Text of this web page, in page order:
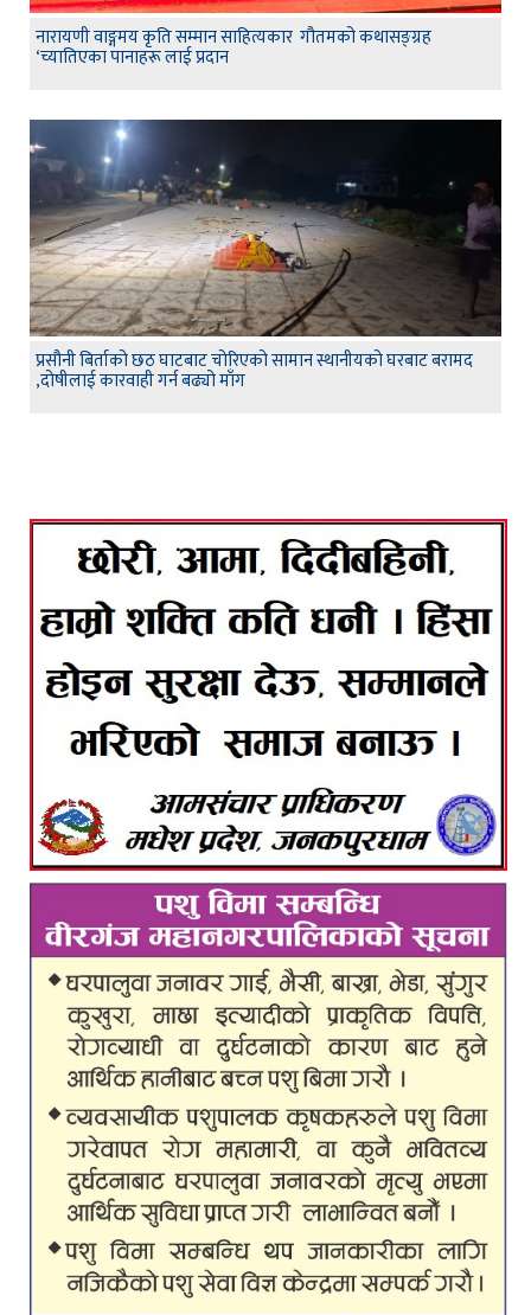
नारायणी वाङ्गमय कृति सम्मान साहित्यकार गौतमको कथासङ्ग्रह
‘च्यातिएका पानाहरू लाई प्रदान
प्रसौनी बिर्ताको छठ घाटबाट चोरिएको सामान स्थानीयको घरबाट बरामद
,दोषीलाई कारवाही गर्न बढ्यो माँग